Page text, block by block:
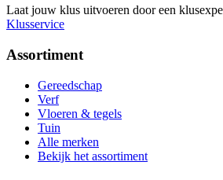
Laat jouw klus uitvoeren door een
Klusservice
Assortiment
Gereedschap
Verf
Vloeren & tegels
Tuin
Alle merken
Bekijk het assortiment